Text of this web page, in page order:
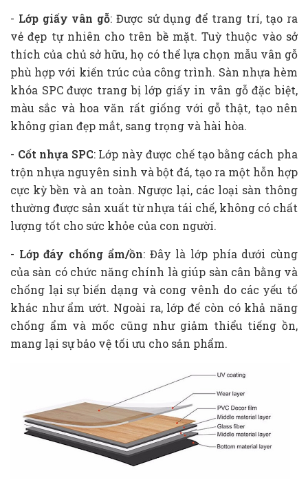
- Lớp giấy vân gỗ: Được sử dụng để trang trí, tạo ra
vẻ đẹp tự nhiên cho trên bề mặt. Tuỳ thuộc vào sở
thích của chủ sở hữu, họ có thể lựa chọn mẫu vân gỗ
phù hợp với kiến trúc của công trình. Sàn nhựa hèm
khóa SPC được trang bị lớp giấy in vân gỗ đặc biệt,
màu sắc và hoa văn rất giống với gỗ thật, tạo nên
không gian đẹp mắt, sang trọng và hài hòa.
- Cốt nhựa SPC: Lớp này được chế tạo bằng cách pha
trộn nhựa nguyên sinh và bột đá, tạo ra một hỗn hợp
cực kỳ bền và an toàn. Ngược lại, các loại sàn thông
thường được sản xuất từ nhựa tái chế, không có chất
lượng tốt cho sức khỏe của con người.
- Lớp đáy chống ẩm/ồn: Đây là lớp phía dưới cùng
của sàn có chức năng chính là giúp sàn cân bằng và
chống lại sự biến dạng và cong vênh do các yếu tố
khác như ẩm ướt. Ngoài ra, lớp đế còn có khả năng
chống ẩm và mốc cũng như giảm thiểu tiếng ồn,
mang lại sự bảo vệ tối ưu cho sản phẩm.